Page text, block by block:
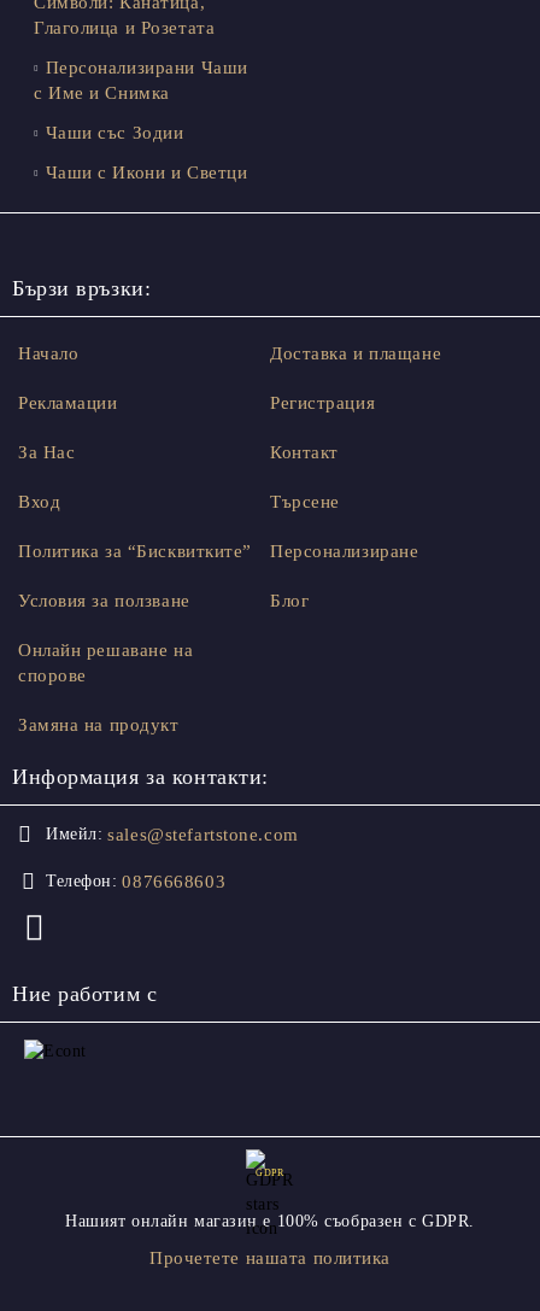
Глаголица и Розетата
Персонализирани Чаши
с Име и Снимка
Чаши със Зодии
Чаши с Икони и Светци
Бързи връзки:
Начало
Рекламации
За Нас
Вход
Доставка и плащане
Регистрация
Контакт
Търсене
Политика за “Бисквитките”
Условия за ползване
Онлайн решаване на
спорове
Замяна на продукт
Персонализиране
Блог
Информация за контакти:
Имейл: sales@stefartstone.com
Телефон: 0876668603
Ние работим с
GDPR
Нашият онлайн магазин е 100% съобразен с GDPR.
Прочетете нашата политика